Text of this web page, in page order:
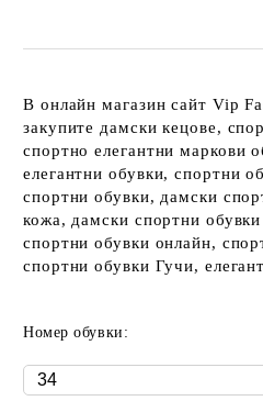
В онлайн магазин сайт Vip
закупите дамски кецове,
спортно елегантни маркови
елегантни обувки, спортни
спортни обувки, дамски
кожа, дамски спортни
спортни обувки онлайн,
спортни обувки Гучи,
Номер обувки: